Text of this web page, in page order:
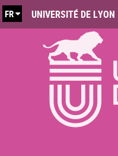
UNIVERSITÉ DE LYON
FR